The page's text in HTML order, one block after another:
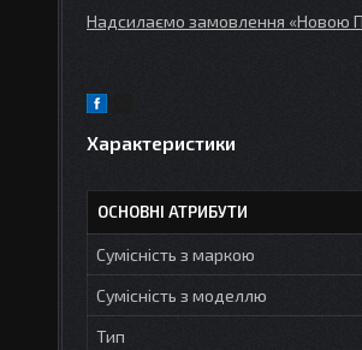
Надсилаємо замовлення «Новою
Характеристики
ОСНОВНІ АТРИБУТИ
Сумісність з маркою
Сумісність з моделлю
Тип